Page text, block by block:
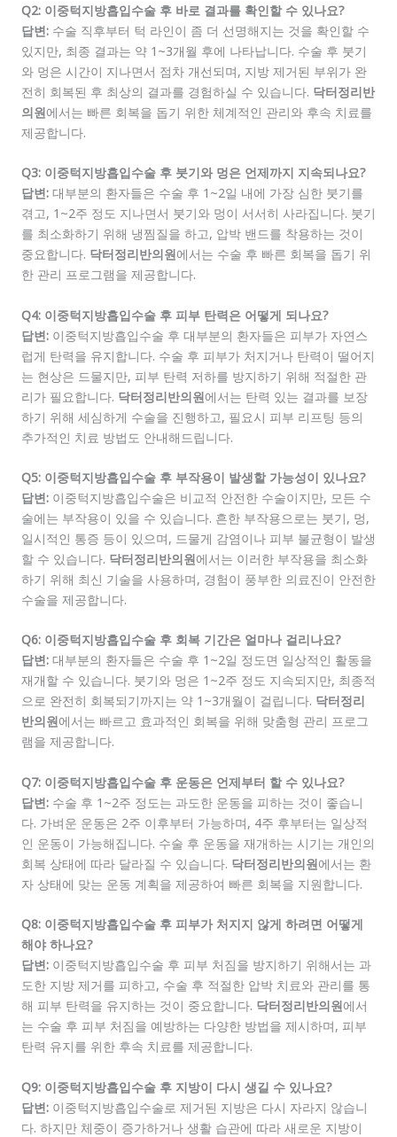
Q2: 이중턱지방흡입수술 후 바로 결과를 확인할 수 있나요?
답변: 수술 직후부터 턱 라인이 좀 더 선명해지는 것을 확인할 수
있지만, 최종 결과는 약 1~3개월 후에 나타납니다. 수술 후 붓기
와 멍은 시간이 지나면서 점차 개선되며, 지방 제거된 부위가 완
전히 회복된 후 최상의 결과를 경험하실 수 있습니다. 닥터정리반
의원에서는 빠른 회복을 돕기 위한 체계적인 관리와 후속 치료를
제공합니다.
Q3: 이중턱지방흡입수술 후 붓기와 멍은 언제까지 지속되나요?
답변: 대부분의 환자들은 수술 후 1~2일 내에 가장 심한 붓기를
겪고, 1~2주 정도 지나면서 붓기와 멍이 서서히 사라집니다. 붓기
를 최소화하기 위해 냉찜질을 하고, 압박 밴드를 착용하는 것이
중요합니다. 닥터정리반의원에서는 수술 후 빠른 회복을 돕기 위
한 관리 프로그램을 제공합니다.
Q4: 이중턱지방흡입수술 후 피부 탄력은 어떻게 되나요?
답변: 이중턱지방흡입수술 후 대부분의 환자들은 피부가 자연스
럽게 탄력을 유지합니다. 수술 후 피부가 처지거나 탄력이 떨어지
는 현상은 드물지만, 피부 탄력 저하를 방지하기 위해 적절한 관
리가 필요합니다. 닥터정리반의원에서는 탄력 있는 결과를 보장
하기 위해 세심하게 수술을 진행하고, 필요시 피부 리프팅 등의
추가적인 치료 방법도 안내해드립니다.
Q5: 이중턱지방흡입수술 후 부작용이 발생할 가능성이 있나요?
답변: 이중턱지방흡입수술은 비교적 안전한 수술이지만, 모든 수
술에는 부작용이 있을 수 있습니다. 흔한 부작용으로는 붓기, 멍,
일시적인 통증 등이 있으며, 드물게 감염이나 피부 불균형이 발생
할 수 있습니다. 닥터정리반의원에서는 이러한 부작용을 최소화
하기 위해 최신 기술을 사용하며, 경험이 풍부한 의료진이 안전한
수술을 제공합니다.
Q6: 이중턱지방흡입수술 후 회복 기간은 얼마나 걸리나요?
답변: 대부분의 환자들은 수술 후 1~2일 정도면 일상적인 활동을
재개할 수 있습니다. 붓기와 멍은 1~2주 정도 지속되지만, 최종적
으로 완전히 회복되기까지는 약 1~3개월이 걸립니다. 닥터정리
반의원에서는 빠르고 효과적인 회복을 위해 맞춤형 관리 프로그
램을 제공합니다.
Q7: 이중턱지방흡입수술 후 운동은 언제부터 할 수 있나요?
답변: 수술 후 1~2주 정도는 과도한 운동을 피하는 것이 좋습니
다. 가벼운 운동은 2주 이후부터 가능하며, 4주 후부터는 일상적
인 운동이 가능해집니다. 수술 후 운동을 재개하는 시기는 개인의
회복 상태에 따라 달라질 수 있습니다. 닥터정리반의원에서는 환
자 상태에 맞는 운동 계획을 제공하여 빠른 회복을 지원합니다.
Q8: 이중턱지방흡입수술 후 피부가 처지지 않게 하려면 어떻게
해야 하나요?
답변: 이중턱지방흡입수술 후 피부 처짐을 방지하기 위해서는 과
도한 지방 제거를 피하고, 수술 후 적절한 압박 치료와 관리를 통
해 피부 탄력을 유지하는 것이 중요합니다. 닥터정리반의원에서
는 수술 후 피부 처짐을 예방하는 다양한 방법을 제시하며, 피부
탄력 유지를 위한 후속 치료를 제공합니다.
Q9: 이중턱지방흡입수술 후 지방이 다시 생길 수 있나요?
답변: 이중턱지방흡입수술로 제거된 지방은 다시 자라지 않습니
다. 하지만 체중이 증가하거나 생활 습관에 따라 새로운 지방이